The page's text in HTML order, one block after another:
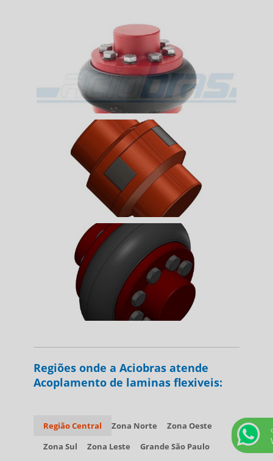
Regiões onde a Aciobras atende
Acoplamento de laminas flexiveis:
Região Central Zona Norte
Zona Oeste
Zona Sul
Zona Leste
Grande São Paulo